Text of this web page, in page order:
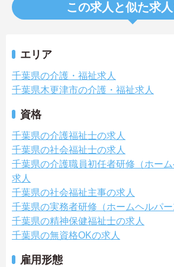
この求人と似た求
エリア
千葉県の介護・福祉求人
千葉県木更津市の介護・福祉求人
資格
千葉県の介護福祉士の求人
千葉県の社会福祉士の求人
千葉県の介護職員初任者研修（ホー
求人
千葉県の社会福祉主事の求人
千葉県の実務者研修（ホームヘルパ
千葉県の精神保健福祉士の求人
千葉県の無資格OKの求人
雇用形態